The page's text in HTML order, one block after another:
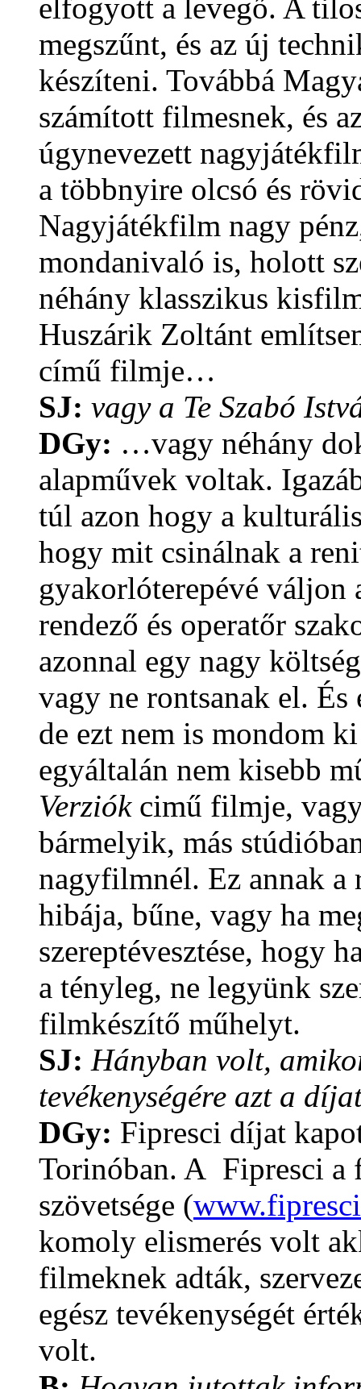
elfogyott a levegő. A
megszűnt, és az új
készíteni. Továbbá
számított filmesnek, és
úgynevezett
a többnyire olcsó és
Nagyjátékfilm nagy
mondanivaló is, holott
néhány klasszikus
Huszárik Zoltánt
című filmje…
SJ: vagy a Te Szabó
DGy: …vagy néhány
alapművek voltak.
túl azon hogy a
hogy mit csinálnak a
gyakorlóterepévé váljon
rendező és operatőr
azonnal egy nagy
vagy ne rontsanak el.
de ezt nem is mondom
egyáltalán nem kisebb
Verziókcimű filmje,
bármelyik, más
nagyfilmnél. Ez annak a
hibája, bűne, vagy ha
szereptévesztése, hogy
a tényleg, ne legyünk
filmkészítő műhelyt.
SJ: Hányban volt,
tevékenységére azt a
DGy: Fipresci díjat
Torinóban. A Fipresci
szövetsége (
komoly elismerés volt
filmeknek adták,
egész tevékenységét
volt.